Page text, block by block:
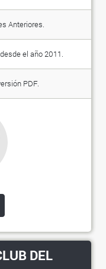
Anteriores.
el año 2011.
PDF.
DEL